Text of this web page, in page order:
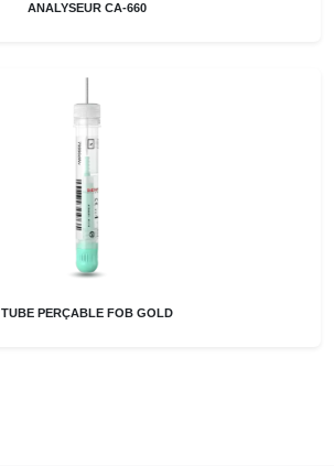
ANALYSEUR CA-660
TUBE PERÇABLE FOB GOLD